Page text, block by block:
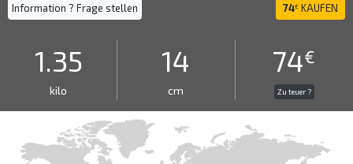
Information ? Frage stellen 74€ KAUFEN
1.35
kilo
14
cm
74€
Zu teuer ?